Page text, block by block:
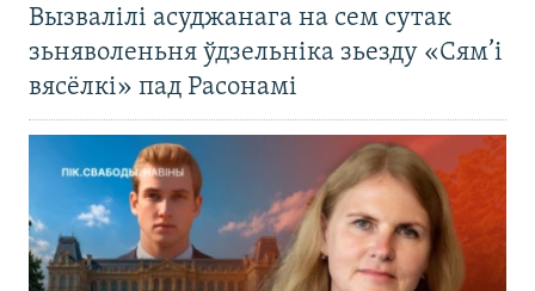
Вызвалілі асуджанага на сем сутак
зьняволеньня ўдзельніка зьезду «Сям’і
вясёлкі» пад Расонамі